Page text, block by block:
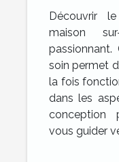
Découvrir
maison
passionnant.
soin permet
la fois
dans les
conception
vous guider